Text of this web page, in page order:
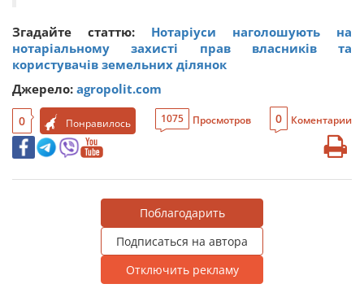
Згадайте статтю: Нотаріуси наголошують на
нотаріальному захисті прав власників та
користувачів земельних ділянок
Джерело: agropolit.com
0 Понравилось 1075 Просмотров 0 Коментарии
Поблагодарить
Подписаться на автора
Отключить рекламу